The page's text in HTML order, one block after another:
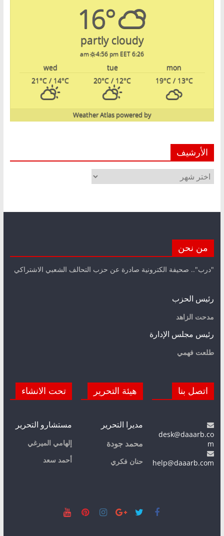
16°
partly cloudy
6:26 am
4:56 pm EET
mon
tue
wed
19°C/ 13°C
20°C / 12°C
21°C / 14°C
powered by
Weather Atlas
الأرشيف
الأرشيف
من نحن
"درب".. صحيفة الكترونية صادرة عن حزب التحالف الشعبي الاشتراكي
رئيس الحزب
مدحت الزاهد
رئيس مجلس الإدارة
طلعت فهمي
اتصل بنا
desk@daaarb.co
m
help@daaarb.com
هيئة التحرير
مديرا التحرير
محمد جودة
حنان فكري
تحت الانشاء
مستشارو التحرير
إلهامي الميرغي
أحمد سعد